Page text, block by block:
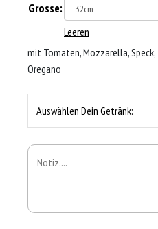
Grosse:
Leeren
mit Tomaten, Mozzarella,
Oregano
Auswählen Dein Getränk: